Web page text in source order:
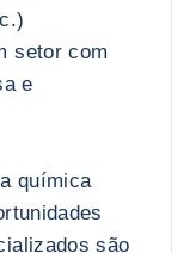
setor com
e
química
são